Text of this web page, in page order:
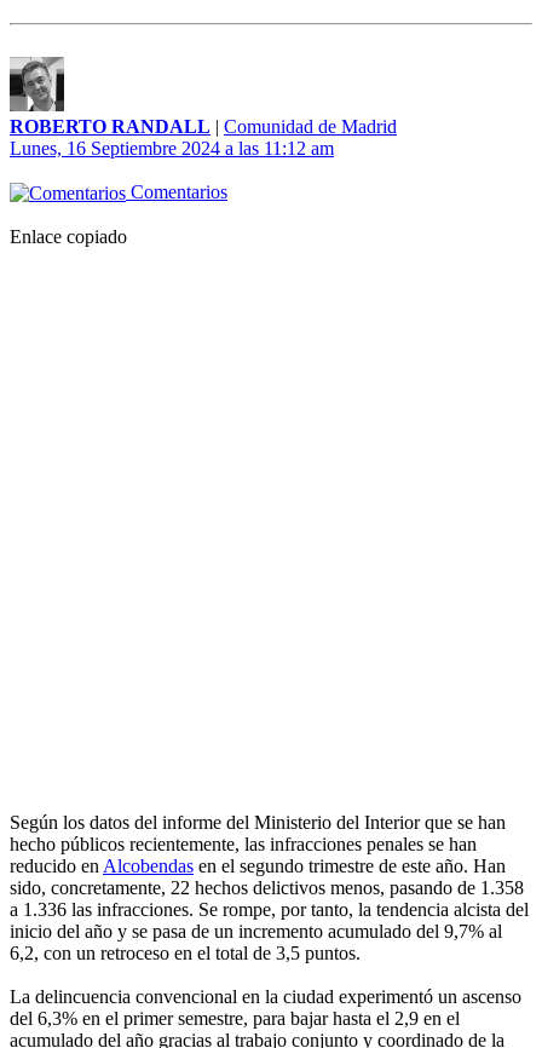
ROBERTO RANDALL | Comunidad de Madrid
Lunes, 16 Septiembre 2024 a las 11:12 am
Comentarios
Enlace copiado
Según los datos del informe del Ministerio del Interior que se han
hecho públicos recientemente, las infracciones penales se han
reducido en Alcobendas en el segundo trimestre de este año. Han
sido, concretamente, 22 hechos delictivos menos, pasando de 1.358
a 1.336 las infracciones. Se rompe, por tanto, la tendencia alcista del
inicio del año y se pasa de un incremento acumulado del 9,7% al
6,2, con un retroceso en el total de 3,5 puntos.
La delincuencia convencional en la ciudad experimentó un ascenso
del 6,3% en el primer semestre, para bajar hasta el 2,9 en el
acumulado del año gracias al trabajo conjunto y coordinado de la